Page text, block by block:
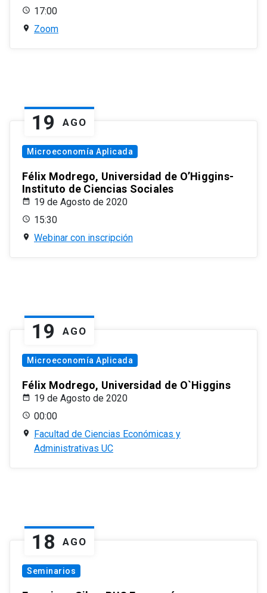
17:00
Zoom
19 AGO
Microeconomía Aplicada
Félix Modrego, Universidad de O’Higgins-
Instituto de Ciencias Sociales
19 de Agosto de 2020
15:30
Webinar con inscripción
19 AGO
Microeconomía Aplicada
Félix Modrego, Universidad de O`Higgins
19 de Agosto de 2020
00:00
Facultad de Ciencias Económicas y
Administrativas UC
18 AGO
Seminarios